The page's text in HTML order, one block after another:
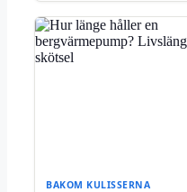
BAKOM KULISSERNA